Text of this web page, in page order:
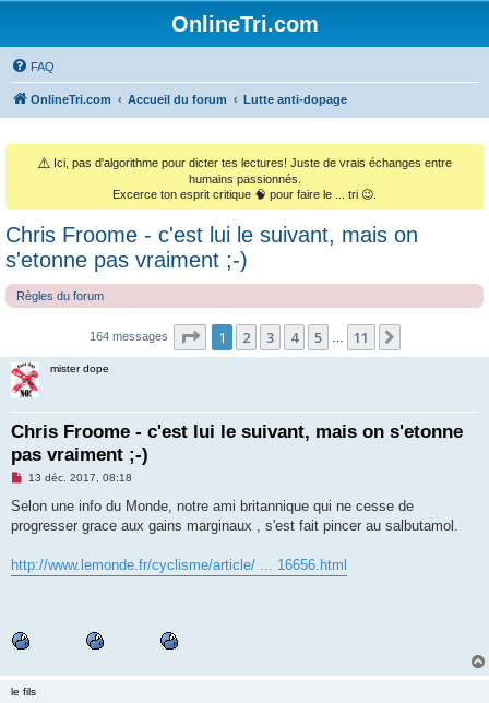
OnlineTri.com
FAQ
OnlineTri.com Accueil du forum Lutte anti-dopage
⚠️ Ici, pas d'algorithme pour dicter tes lectures! Juste de vrais échanges entre
humains passionnés.
Excerce ton esprit critique 🧠 pour faire le ... tri 😉.
Chris Froome - c'est lui le suivant, mais on
s'etonne pas vraiment ;-)
Règles du forum
164 messages Page 1sur
1 2 3 4 5 11
mister dope
Chris Froome - c'est lui le suivant, mais on s'etonne
pas vraiment ;-)
M
s
a
n
13 déc. 2017, 08:18
Selon une info du Monde, notre ami britannique qui ne cesse de
progresser grace aux gains marginaux , s'est fait pincer au salbutamol.
http://www.lemonde.fr/cyclisme/article/ ... 16656.html
le fils